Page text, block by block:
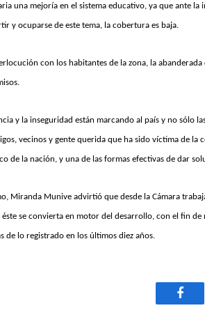
una mejoría en el sistema educativo, ya que ante
y ocuparse de este tema, la cobertura es baja.
con los habitantes de la zona, la
y la inseguridad están marcando al país y no sólo
vecinos y gente querida que ha sido víctima de
de la nación, y una de las formas efectivas de dar
Miranda Munive advirtió que desde la Cámara
éste se convierta en motor del desarrollo, con el fin
de lo registrado en los últimos diez años.